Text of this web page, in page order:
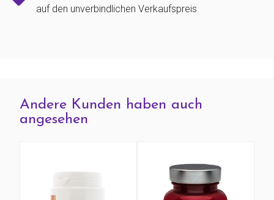
auf den unverbindlichen Verkaufspreis
Andere Kunden haben auch
angesehen